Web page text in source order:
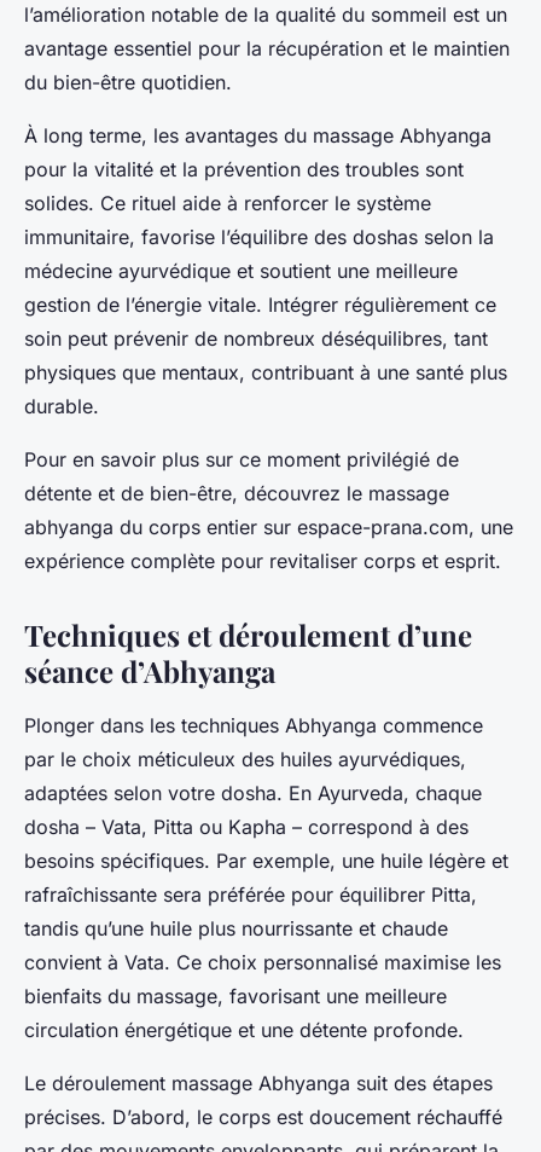
l’amélioration notable de la qualité du sommeil est un
avantage essentiel pour la récupération et le maintien
du bien-être quotidien.
À long terme, les avantages du massage Abhyanga
pour la vitalité et la prévention des troubles sont
solides. Ce rituel aide à renforcer le système
immunitaire, favorise l’équilibre des doshas selon la
médecine ayurvédique et soutient une meilleure
gestion de l’énergie vitale. Intégrer régulièrement ce
soin peut prévenir de nombreux déséquilibres, tant
physiques que mentaux, contribuant à une santé plus
durable.
Pour en savoir plus sur ce moment privilégié de
détente et de bien-être, découvrez le massage
abhyanga du corps entier sur espace-prana.com, une
expérience complète pour revitaliser corps et esprit.
Techniques et déroulement d’une
séance d’Abhyanga
Plonger dans les techniques Abhyanga commence
par le choix méticuleux des huiles ayurvédiques,
adaptées selon votre dosha. En Ayurveda, chaque
dosha – Vata, Pitta ou Kapha – correspond à des
besoins spécifiques. Par exemple, une huile légère et
rafraîchissante sera préférée pour équilibrer Pitta,
tandis qu’une huile plus nourrissante et chaude
convient à Vata. Ce choix personnalisé maximise les
bienfaits du massage, favorisant une meilleure
circulation énergétique et une détente profonde.
Le déroulement massage Abhyanga suit des étapes
précises. D’abord, le corps est doucement réchauffé